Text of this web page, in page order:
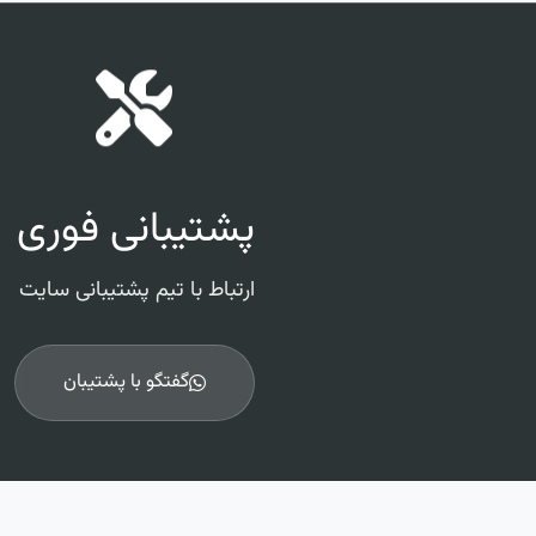
پشتیبانی فوری
ارتباط با تیم پشتیبانی سایت
گفتگو با پشتیبان